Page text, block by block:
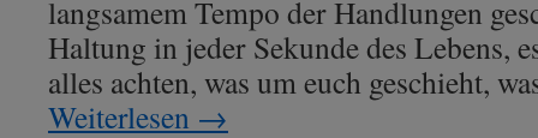
langsamem Tempo der Handlungen
Haltung in jeder Sekunde des Lebens,
alles achten, was um euch geschieht,
Weiterlesen →